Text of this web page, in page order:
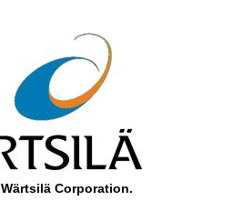
Corporation.